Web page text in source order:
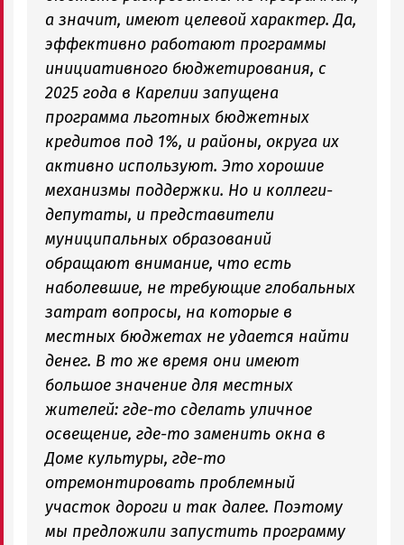
а значит, имеют целевой характер. Да,
эффективно работают программы
инициативного бюджетирования, с
2025 года в Карелии запущена
программа льготных бюджетных
кредитов под 1%, и районы, округа их
активно используют. Это хорошие
механизмы поддержки. Но и коллеги-
депутаты, и представители
муниципальных образований
обращают внимание, что есть
наболевшие, не требующие глобальных
затрат вопросы, на которые в
местных бюджетах не удается найти
денег. В то же время они имеют
большое значение для местных
жителей: где-то сделать уличное
освещение, где-то заменить окна в
Доме культуры, где-то
отремонтировать проблемный
участок дороги и так далее. Поэтому
мы предложили запустить программу